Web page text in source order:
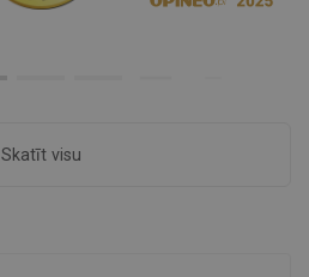
Skatīt visu